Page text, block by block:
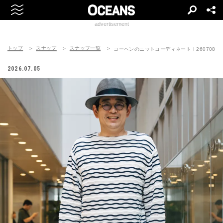
advertisement
トップ スナップ スナップ一覧 コーヘンのニットコーディネート | 260708-
2026.07.05